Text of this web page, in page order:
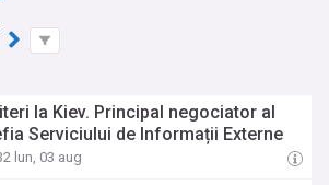
la Kiev. Principal negociator al
Serviciului de Informații Externe
lun, 03 aug